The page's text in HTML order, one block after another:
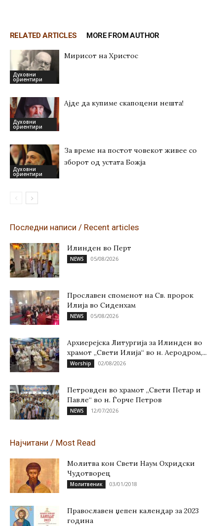
RELATED ARTICLES MORE FROM AUTHOR
Духовни
ориентири
Мирисот на Христос
Духовни
ориентири
Ајде да купиме скапоцени нешта!
Духовни
ориентири
За време на постот човекот живее со
зборот од устата Божја
Последни написи / Recent articles
Илинден во Перт
NEWS 05/08/2026
Прославен споменот на Св. пророк
Илија во Сиденхам
NEWS 05/08/2026
Архиерејска Литургија за Илинден во
храмот „Свети Илија“ во н. Аеродром,...
Worship 02/08/2026
Петровден во храмот „Свети Петар и
Павле“ во н. Ѓорче Петров
NEWS 12/07/2026
Најчитани / Most Read
Молитва кон Свети Наум Охридски
Чудотворец
Молитвеник 03/01/2018
Православен џепен календар за 2023
година